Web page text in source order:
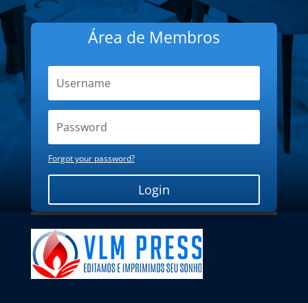
Área de Membros
Forgot your password?
Login